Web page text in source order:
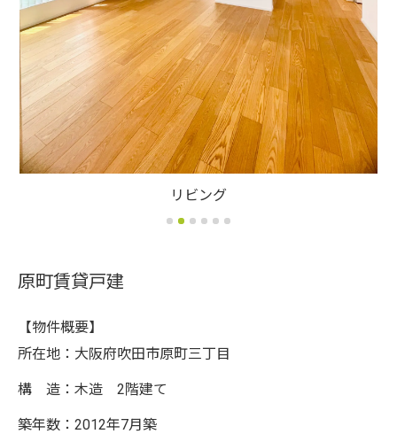
リビング
原町賃貸戸建
【物件概要】
所在地：大阪府吹田市原町三丁目
構 造：木造 2階建て
築年数：2012年7月築